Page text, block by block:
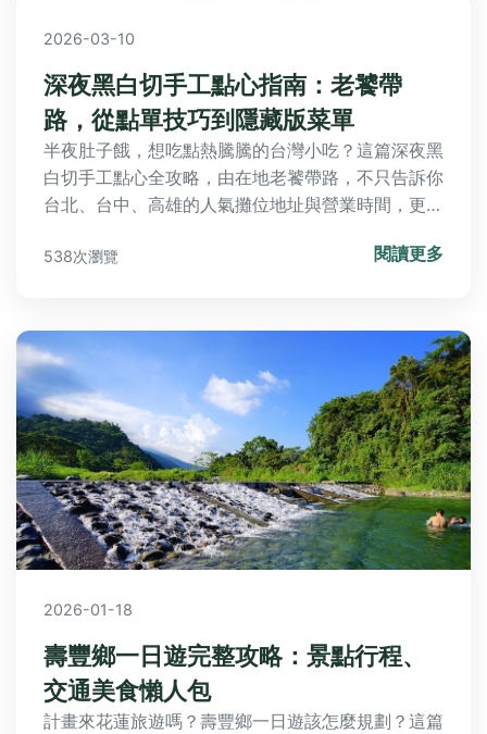
2026-03-10
深夜黑白切手工點心指南：老饕帶
路，從點單技巧到隱藏版菜單
半夜肚子餓，想吃點熱騰騰的台灣小吃？這篇深夜黑
白切手工點心全攻略，由在地老饕帶路，不只告訴你
台北、台中、高雄的人氣攤位地址與營業時間，更揭
切就上手，吃得道地又滿足！
538次瀏覽 閱讀更多
2026-01-18
壽豐鄉一日遊完整攻略：景點行程、
交通美食懶人包
計畫來花蓮旅遊嗎？壽豐鄉一日遊該怎麼規劃？這篇